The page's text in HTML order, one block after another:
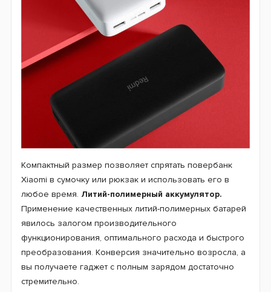
Компактный размер позволяет спрятать повербанк
Xiaomi в сумочку или рюкзак и использовать его в
любое время. Литий-полимерный аккумулятор.
Применение качественных литий-полимерных батарей
явилось залогом производительного
функционирования, оптимального расхода и быстрого
преобразования. Конверсия значительно возросла, а
вы получаете гаджет с полным зарядом достаточно
стремительно.